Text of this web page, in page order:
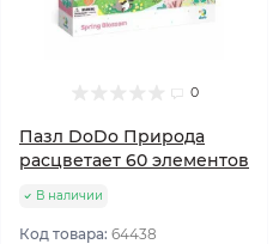
0
Пазл DoDo Природа
расцветает 60 элементов
В наличии
Код товара: 64438